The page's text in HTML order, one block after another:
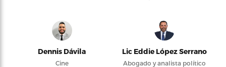
Dennis Dávila
Cine
Lic Eddie López Serrano
Abogado y analista político